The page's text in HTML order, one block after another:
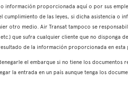
información proporcionada aquí o por sus
de las leyes, si dicha asistencia o
otro medio. Air Transat tampoco se
que sufra cualquier cliente que no disponga
de la información proporcionada en esta
el embarque si no tiene los documentos
la entrada en un país aunque tenga los